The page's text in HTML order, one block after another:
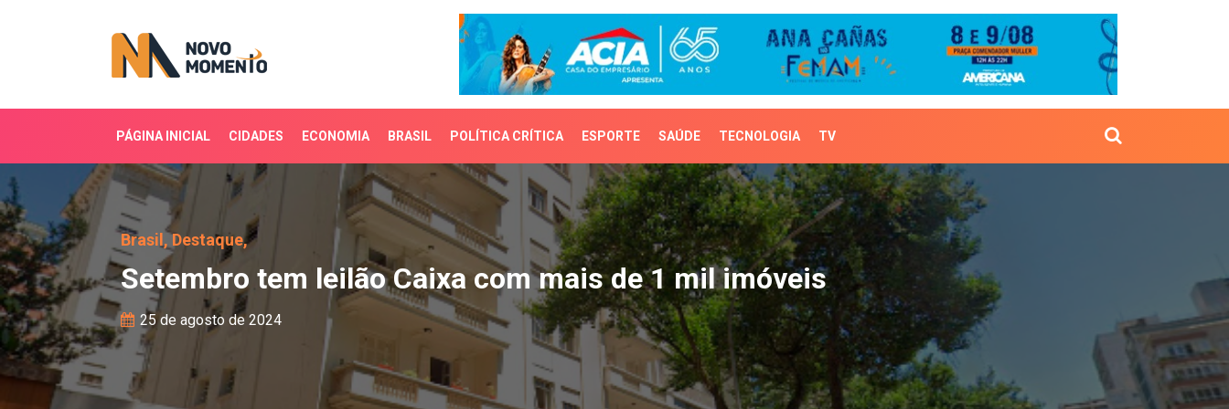
PÁGINA INICIAL CIDADES ECONOMIA BRASIL POLÍTICA CRÍTICA ESPORTE SAÚDE TECNOLOGIA TV
Setembro tem leilão Caixa com mais de 1 mil imóveis
Brasil,Destaque,
Setembro tem leilão Caixa com mais de 1 mil imóveis
25 de agosto de 2024